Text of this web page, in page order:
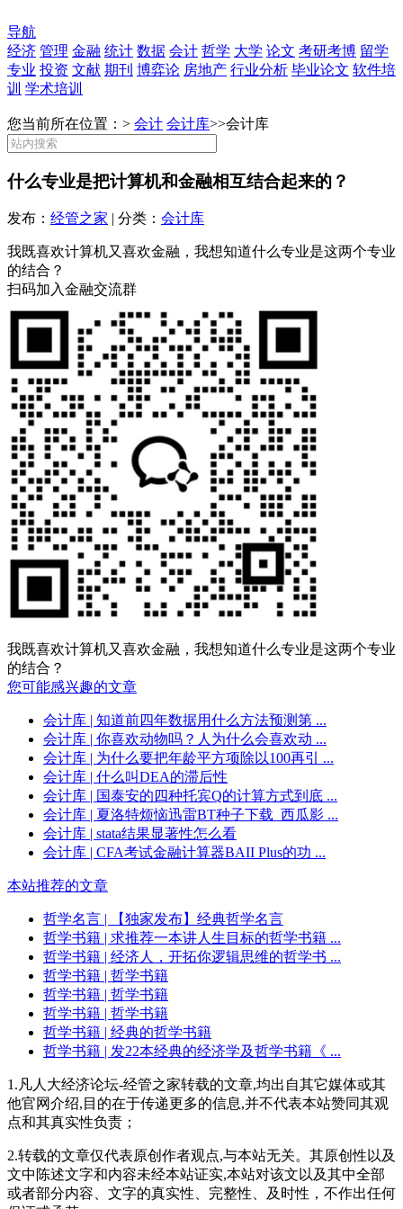
导航
经济 管理 金融 统计 数据 会计 哲学 大学 论文 考研考博 留学
专业 投资 文献 期刊 博弈论 房地产 行业分析 毕业论文 软件培
训 学术培训
您当前所在位置：> 会计 会计库>>会计库
什么专业是把计算机和金融相互结合起来的？
发布： 经管之家 | 分类： 会计库
我既喜欢计算机又喜欢金融，我想知道什么专业是这两个专业
的结合？
扫码加入金融交流群
我既喜欢计算机又喜欢金融，我想知道什么专业是这两个专业
的结合？
您可能感兴趣的文章
会计库 | 知道前四年数据用什么方法预测第 ...
会计库 | 你喜欢动物吗？人为什么会喜欢动 ...
会计库 | 为什么要把年龄平方项除以100再引 ...
会计库 | 什么叫DEA的滞后性
会计库 | 国泰安的四种托宾Q的计算方式到底 ...
会计库 | 夏洛特烦恼迅雷BT种子下载_西瓜影 ...
会计库 | stata结果显著性怎么看
会计库 | CFA考试金融计算器BAII Plus的功 ...
本站推荐的文章
哲学名言 | 【独家发布】经典哲学名言
哲学书籍 | 求推荐一本讲人生目标的哲学书籍 ...
哲学书籍 | 经济人，开拓你逻辑思维的哲学书 ...
哲学书籍 | 哲学书籍
哲学书籍 | 哲学书籍
哲学书籍 | 哲学书籍
哲学书籍 | 经典的哲学书籍
哲学书籍 | 发22本经典的经济学及哲学书籍《 ...
1.凡人大经济论坛-经管之家转载的文章,均出自其它媒体或其
他官网介绍,目的在于传递更多的信息,并不代表本站赞同其观
点和其真实性负责；
2.转载的文章仅代表原创作者观点,与本站无关。其原创性以及
文中陈述文字和内容未经本站证实,本站对该文以及其中全部
或者部分内容、文字的真实性、完整性、及时性，不作出任何